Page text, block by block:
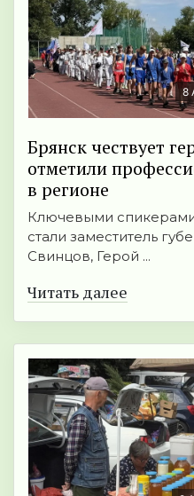
8
Брянск чествует
отметили
в регионе
Ключевыми спикерами
стали заместитель
Свинцов, Герой ...
Читать далее